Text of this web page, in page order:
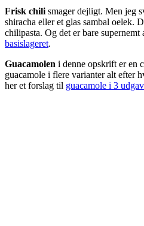
Frisk chili smager dejligt. Men jeg
shiracha eller et glas sambal oelek.
chilipasta. Og det er bare supernemt
basislageret.
Guacamolen i denne opskrift er en
guacamole i flere varianter alt efter
her et forslag til guacamole i 3